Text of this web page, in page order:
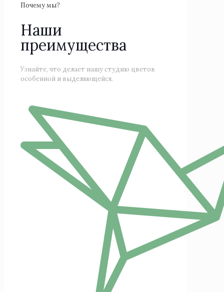
Почему мы?
Наши
преимущества
Узнайте, что делает нашу студию цветов
особенной и выделяющейся.